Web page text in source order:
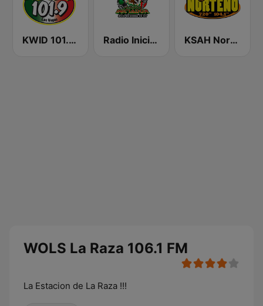
KWID 101.9 La Buena Radio Iniciador KSAH Norteño 720 y 104.1
WOLS La Raza 106.1 FM
La Estacion de La Raza !!!